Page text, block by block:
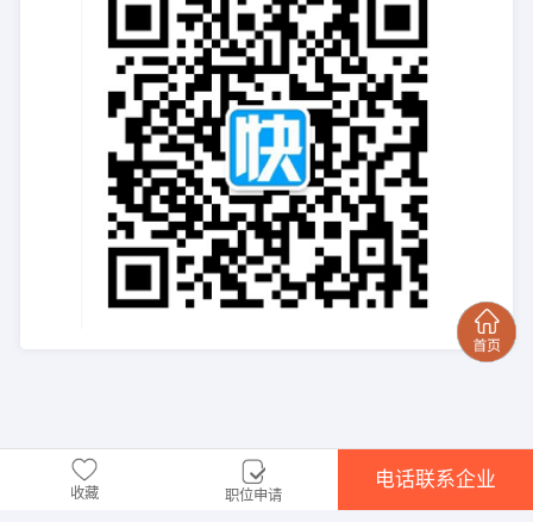
收藏 职位申请
电话联系企业